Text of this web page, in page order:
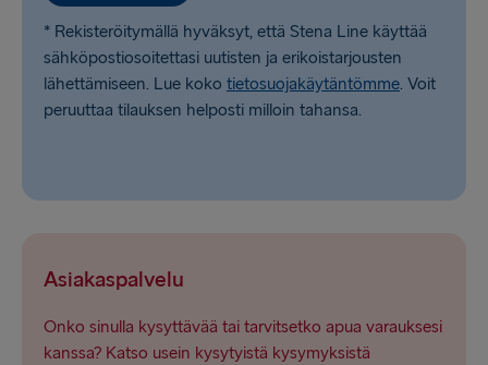
* Rekisteröitymällä hyväksyt, että Stena Line käyttää
sähköpostiosoitettasi uutisten ja erikoistarjousten
lähettämiseen. Lue koko tietosuojakäytäntömme. Voit
peruuttaa tilauksen helposti milloin tahansa.
Asiakaspalvelu
Onko sinulla kysyttävää tai tarvitsetko apua varauksesi
kanssa? Katso usein kysytyistä kysymyksistä